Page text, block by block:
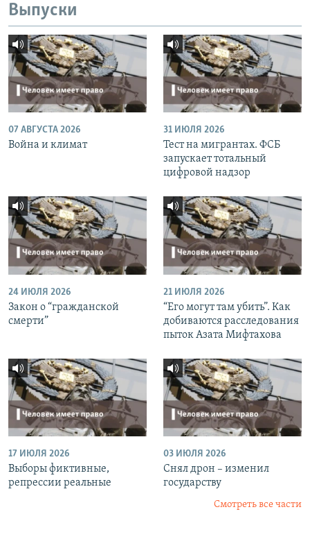
Выпуски
07 АВГУСТА 2026
Война и климат
31 ИЮЛЯ 2026
Тест на мигрантах. ФСБ
запускает тотальный
цифровой надзор
24 ИЮЛЯ 2026
Закон о “гражданской
смерти”
21 ИЮЛЯ 2026
“Его могут там убить”. Как
добиваются расследования
пыток Азата Мифтахова
17 ИЮЛЯ 2026
Выборы фиктивные,
репрессии реальные
03 ИЮЛЯ 2026
Снял дрон – изменил
государству
Смотреть все части